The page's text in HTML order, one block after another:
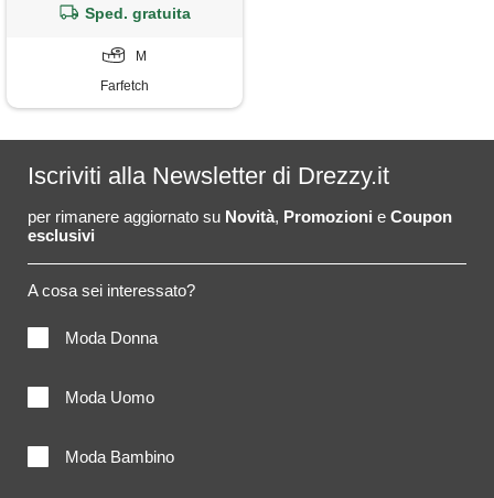
Sped. gratuita
M
Farfetch
Iscriviti alla Newsletter di Drezzy.it
per rimanere aggiornato su Novità, Promozioni e Coupon
esclusivi
A cosa sei interessato?
Moda Donna
Moda Uomo
Moda Bambino